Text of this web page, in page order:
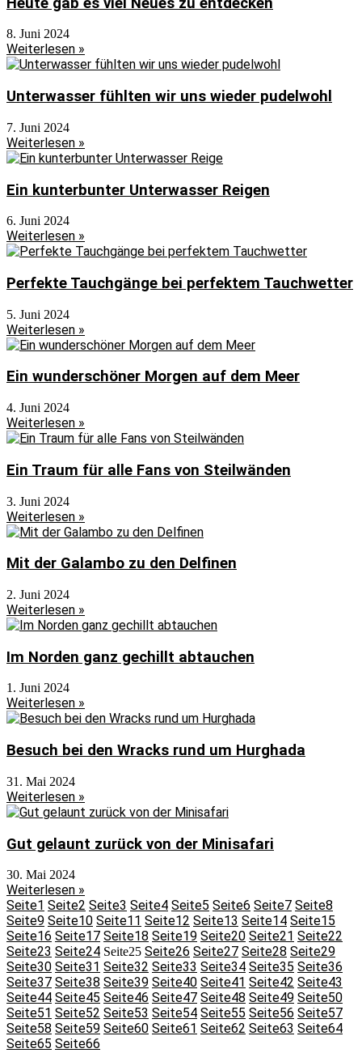
8. Juni 2024
Weiterlesen »
Unterwasser fühlten wir uns wieder pudelwohl
7. Juni 2024
Weiterlesen »
Ein kunterbunter Unterwasser Reigen
6. Juni 2024
Weiterlesen »
Perfekte Tauchgänge bei perfektem Tauchwetter
5. Juni 2024
Weiterlesen »
Ein wunderschöner Morgen auf dem Meer
4. Juni 2024
Weiterlesen »
Ein Traum für alle Fans von Steilwänden
3. Juni 2024
Weiterlesen »
Mit der Galambo zu den Delfinen
2. Juni 2024
Weiterlesen »
Im Norden ganz gechillt abtauchen
1. Juni 2024
Weiterlesen »
Besuch bei den Wracks rund um Hurghada
31. Mai 2024
Weiterlesen »
Gut gelaunt zurück von der Minisafari
30. Mai 2024
Weiterlesen »
Seite1 Seite2 Seite3 Seite4 Seite5 Seite6 Seite7 Seite8
Seite9 Seite10 Seite11 Seite12 Seite13 Seite14 Seite15
Seite16 Seite17 Seite18 Seite19 Seite20 Seite21 Seite22
Seite23 Seite24 Seite25 Seite26 Seite27 Seite28 Seite29
Seite30 Seite31 Seite32 Seite33 Seite34 Seite35 Seite36
Seite37 Seite38 Seite39 Seite40 Seite41 Seite42 Seite43
Seite44 Seite45 Seite46 Seite47 Seite48 Seite49 Seite50
Seite51 Seite52 Seite53 Seite54 Seite55 Seite56 Seite57
Seite58 Seite59 Seite60 Seite61 Seite62 Seite63 Seite64
Seite65 Seite66